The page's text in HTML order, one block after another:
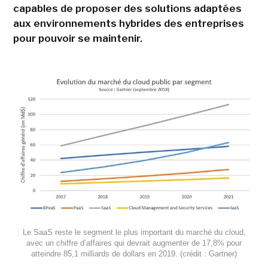
capables de proposer des solutions adaptées
aux environnements hybrides des entreprises
pour pouvoir se maintenir.
Le SaaS reste le segment le plus important du marché du cloud,
avec un chiffre d’affaires qui devrait augmenter de 17,8% pour
atteindre 85,1 milliards de dollars en 2019. (crédit : Gartner)